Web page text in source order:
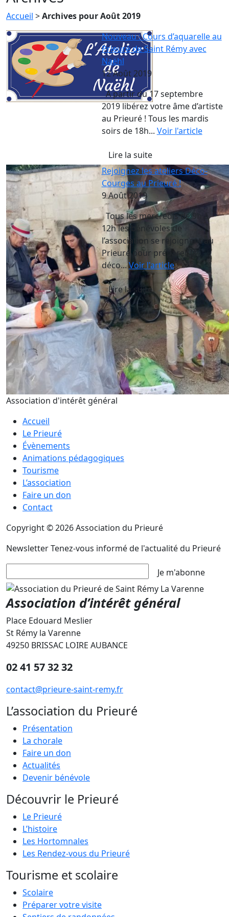
Accueil >Archives pour Août 2019
Nouveau : Cours d’aquarelle au
Prieuré de Saint Rémy avec
Naëhl
12 Août 2019
A partir du 17 septembre
2019 libérez votre âme d’artiste
au Prieuré ! Tous les mardis
soirs de 18h... Voir l'article
Lire la suite
Rejoignez les ateliers Déco-
Courges au Prieuré !
9 Août 2019
Tous les mercredis de 9h à
12h les bénévoles de
l’association se rejoignent au
Prieuré pour préparer la
déco...Voir l'article
Lire la suite
Association d'intérêt général
Accueil
Le Prieuré
Évènements
Animations pédagogiques
Tourisme
L’association
Faire un don
Contact
Copyright © 2026 Association du Prieuré
NewsletterTenez-vous informé de l'actualité du Prieuré
Je m'abonne
Association d’intérêt général
Place Edouard Meslier
St Rémy la Varenne
49250 BRISSAC LOIRE AUBANCE
02 41 57 32 32
contact@prieure-saint-remy.fr
L’association du Prieuré
Présentation
La chorale
Faire un don
Actualités
Devenir bénévole
Découvrir le Prieuré
Le Prieuré
L’histoire
Les Hortomnales
Les Rendez-vous du Prieuré
Tourisme et scolaire
Scolaire
Préparer votre visite